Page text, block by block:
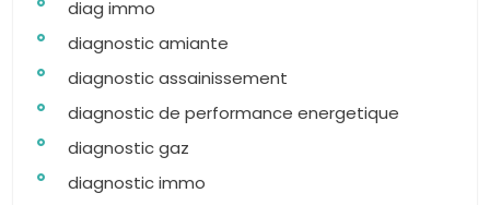
diag immo
diagnostic amiante
diagnostic assainissement
diagnostic de performance energetique
diagnostic gaz
diagnostic immo